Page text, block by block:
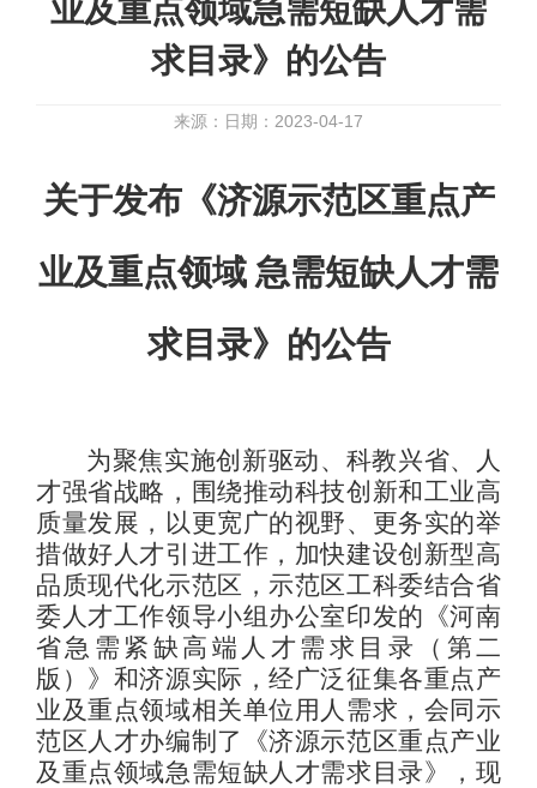
业及重点领域急需短缺人才需
求目录》的公告
来源： 日期：2023-04-17
关于发布《济源示范区重点产
业及重点领域 急需短缺人才需
求目录》的公告
为聚焦实施创新驱动、科教兴省、人
才强省战略，围绕推动科技创新和工业高
质量发展，以更宽广的视野、更务实的举
措做好人才引进工作，加快建设创新型高
品质现代化示范区，示范区工科委结合省
委人才工作领导小组办公室印发的《河南
省急需紧缺高端人才需求目录（第二
版）》和济源实际，经广泛征集各重点产
业及重点领域相关单位用人需求，会同示
范区人才办编制了《济源示范区重点产业
及重点领域急需短缺人才需求目录》，现